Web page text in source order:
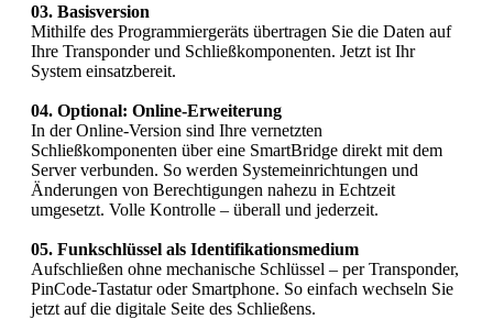
03. Basisversion
Mithilfe des Programmiergeräts übertragen Sie die Daten auf
Ihre Transponder und Schließkomponenten. Jetzt ist Ihr
System einsatzbereit.
04. Optional: Online-Erweiterung
In der Online-Version sind Ihre vernetzten
Schließkomponenten über eine SmartBridge direkt mit dem
Server verbunden. So werden Systemeinrichtungen und
Änderungen von Berechtigungen nahezu in Echtzeit
umgesetzt. Volle Kontrolle – überall und jederzeit.
05. Funkschlüssel als Identifikationsmedium
Aufschließen ohne mechanische Schlüssel – per Transponder,
PinCode-Tastatur oder Smartphone. So einfach wechseln Sie
jetzt auf die digitale Seite des Schließens.